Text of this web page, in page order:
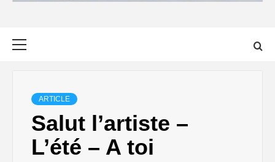
ARTICLE
Salut l’artiste –
L’été – A toi